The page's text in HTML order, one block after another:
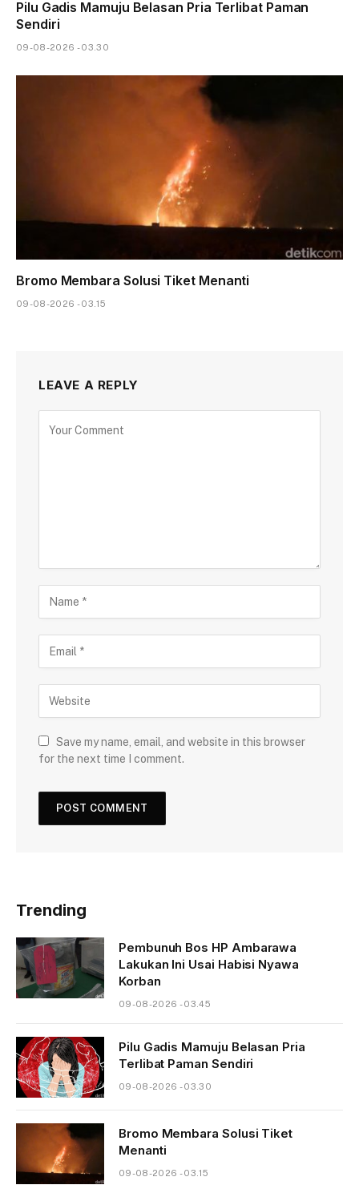
Pilu Gadis Mamuju Belasan Pria Terlibat Paman
Sendiri
09-08-2026 - 03.30
Bromo Membara Solusi Tiket Menanti
09-08-2026 - 03.15
LEAVE A REPLY
Save my name, email, and website in this browser
for the next time I comment.
Trending
Pembunuh Bos HP Ambarawa
Lakukan Ini Usai Habisi Nyawa
Korban
09-08-2026 - 03.45
Pilu Gadis Mamuju Belasan Pria
Terlibat Paman Sendiri
09-08-2026 - 03.30
Bromo Membara Solusi Tiket
Menanti
09-08-2026 - 03.15